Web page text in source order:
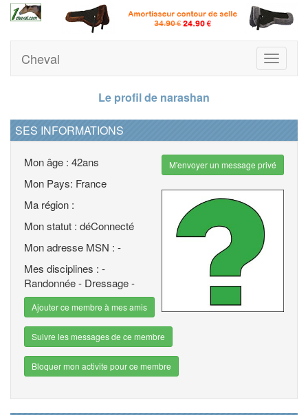
Toggle
Cheval
Le profil de narashan
SES INFORMATIONS
Mon âge : 42ans
Mon Pays: France
Ma région :
Mon statut : déConnecté
Mon adresse MSN : -
Mes disciplines : -
Randonnée - Dressage -
Ajouter ce membre à mes amis
Suivre les messages de ce membre
Bloquer mon activite pour ce membre
M'envoyer un message privé